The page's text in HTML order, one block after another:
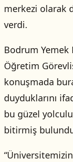
merkezi olarak
verdi.
Bodrum Yemek
Öğretim
konuşmada
duyduklarını
bu güzel
bitirmiş